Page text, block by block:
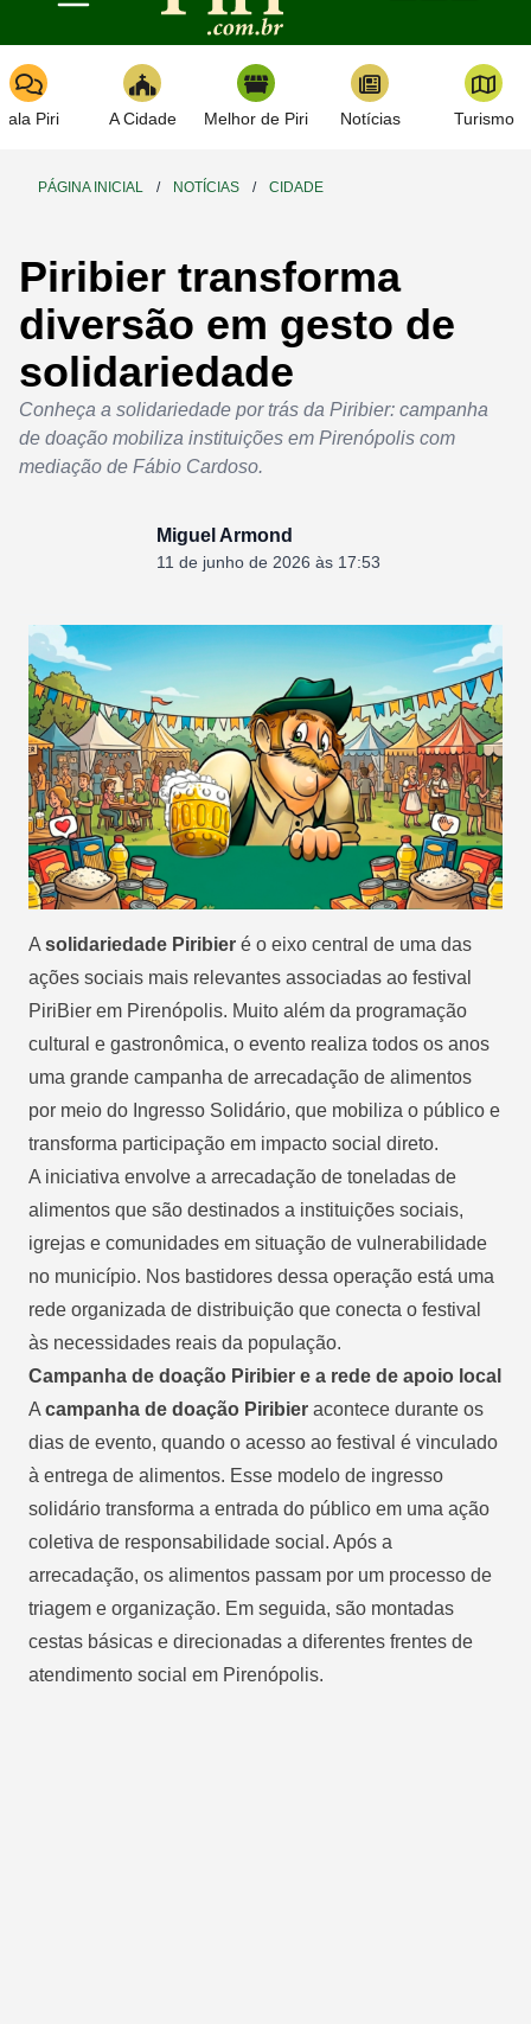
Toggle navigation
Piri A Cidade Melhor de Piri Notícias Turismo
PÁGINA INICIAL / NOTÍCIAS / CIDADE
Piribier transforma
diversão em gesto de
solidariedade
Conheça a solidariedade por trás da Piribier: campanha
de doação mobiliza instituições em Pirenópolis com
mediação de Fábio Cardoso.
Miguel Armond
11 de junho de 2026 às 17:53
A solidariedade Piribier é o eixo central de uma das
ações sociais mais relevantes associadas ao festival
PiriBier em Pirenópolis. Muito além da programação
cultural e gastronômica, o evento realiza todos os anos
uma grande campanha de arrecadação de alimentos
por meio do Ingresso Solidário, que mobiliza o público e
transforma participação em impacto social direto.
A iniciativa envolve a arrecadação de toneladas de
alimentos que são destinados a instituições sociais,
igrejas e comunidades em situação de vulnerabilidade
no município. Nos bastidores dessa operação está uma
rede organizada de distribuição que conecta o festival
às necessidades reais da população.
Campanha de doação Piribier e a rede de apoio local
A campanha de doação Piribier acontece durante os
dias de evento, quando o acesso ao festival é vinculado
à entrega de alimentos. Esse modelo de ingresso
solidário transforma a entrada do público em uma ação
coletiva de responsabilidade social. Após a
arrecadação, os alimentos passam por um processo de
triagem e organização. Em seguida, são montadas
cestas básicas e direcionadas a diferentes frentes de
atendimento social em Pirenópolis.